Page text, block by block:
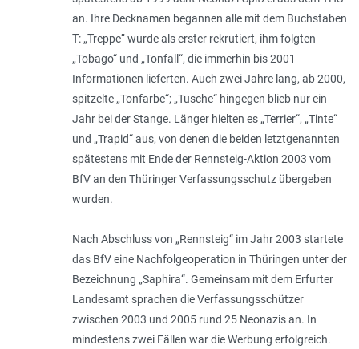
an. Ihre Decknamen begannen alle mit dem Buchstaben
T: „Treppe“ wurde als erster rekrutiert, ihm folgten
„Tobago“ und „Tonfall“, die immerhin bis 2001
Informationen lieferten. Auch zwei Jahre lang, ab 2000,
spitzelte „Tonfarbe“; „Tusche“ hingegen blieb nur ein
Jahr bei der Stange. Länger hielten es „Terrier“, „Tinte“
und „Trapid“ aus, von denen die beiden letztgenannten
spätestens mit Ende der Rennsteig-Aktion 2003 vom
BfV an den Thüringer Verfassungsschutz übergeben
wurden.
Nach Abschluss von „Rennsteig“ im Jahr 2003 startete
das BfV eine Nachfolgeoperation in Thüringen unter der
Bezeichnung „Saphira“. Gemeinsam mit dem Erfurter
Landesamt sprachen die Verfassungsschützer
zwischen 2003 und 2005 rund 25 Neonazis an. In
mindestens zwei Fällen war die Werbung erfolgreich.